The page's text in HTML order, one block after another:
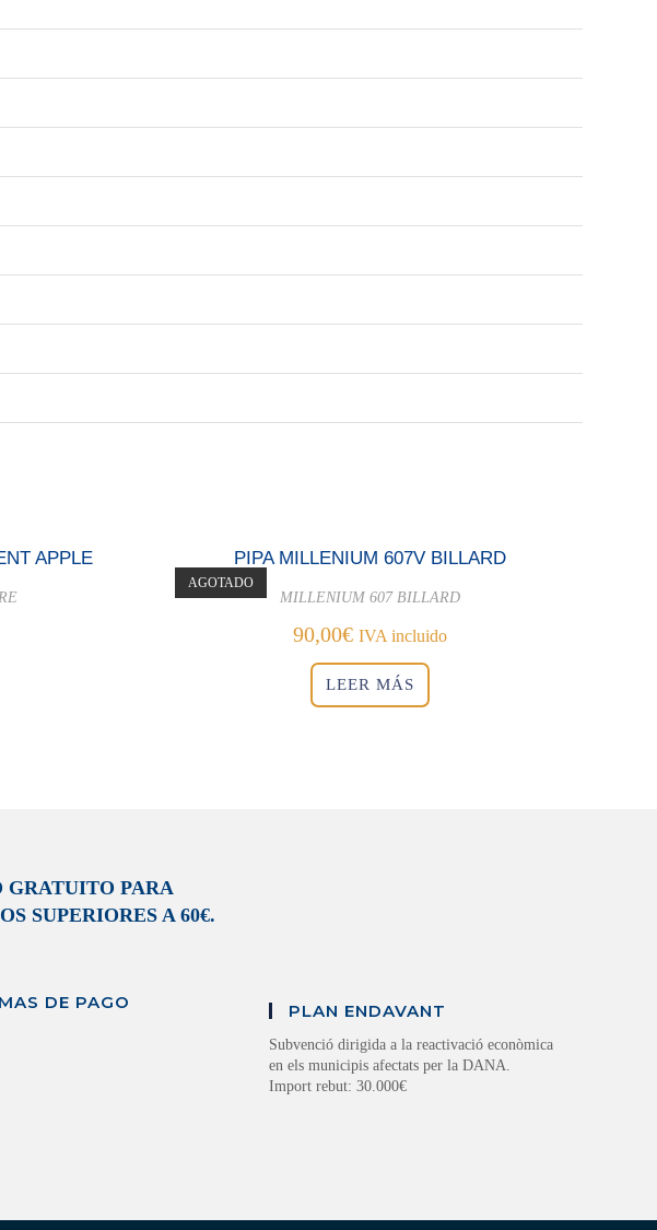
APPLE
AGOTADO
PIPA MILLENIUM 607V BILLARD
MILLENIUM 607 BILLARD
90,00€ IVA incluido
LEER MÁS
GRATUITO PARA
SUPERIORES A 60€.
DE PAGO PLAN ENDAVANT
Subvenció dirigida a la reactivació econòmica
en els municipis afectats per la DANA.
Import rebut: 30.000€